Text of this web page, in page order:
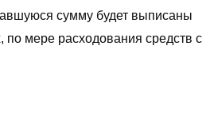
сумму будет выписаны
мере расходования средств с